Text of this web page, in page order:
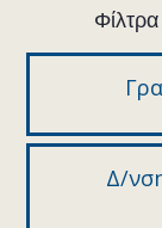
Δ/